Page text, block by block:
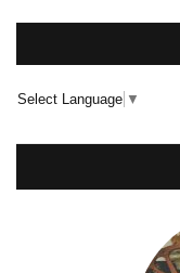
Select Language ▼